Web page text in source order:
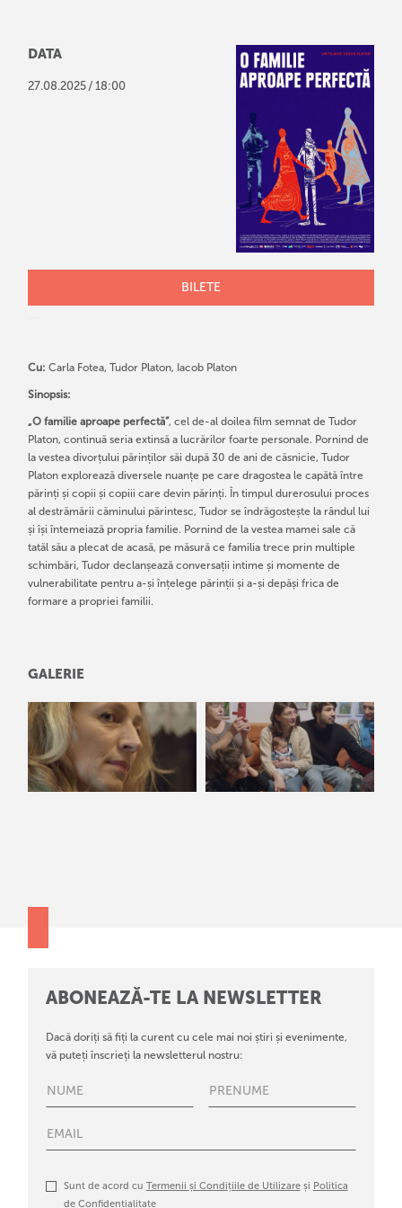
DATA
27.08.2025 / 18:00
BILETE
Cu: Carla Fotea, Tudor Platon, Iacob Platon
Sinopsis:
„O familie aproape perfectă”, cel de-al doilea film semnat de Tudor
Platon, continuă seria extinsă a lucrărilor foarte personale. Pornind de
la vestea divorțului părinților săi după 30 de ani de căsnicie, Tudor
Platon explorează diversele nuanțe pe care dragostea le capătă între
părinți și copii și copiii care devin părinți. În timpul durerosului proces
al destrămării căminului părintesc, Tudor se îndrăgostește la rândul lui
și își întemeiază propria familie. Pornind de la vestea mamei sale că
tatăl său a plecat de acasă, pe măsură ce familia trece prin multiple
schimbări, Tudor declanșează conversații intime și momente de
vulnerabilitate pentru a-și înțelege părinții și a-și depăși frica de
formare a propriei familii.
GALERIE
ABONEAZĂ-TE LA NEWSLETTER
Dacă doriți să fiți la curent cu cele mai noi știri și evenimente,
vă puteți înscrieți la newsletterul nostru:
Sunt de acord cu Termenii și Condițiile de Utilizareși Politica
de Confidențialitate